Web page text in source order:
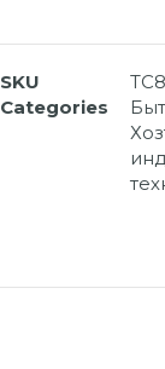
SKU
TC8
Categories